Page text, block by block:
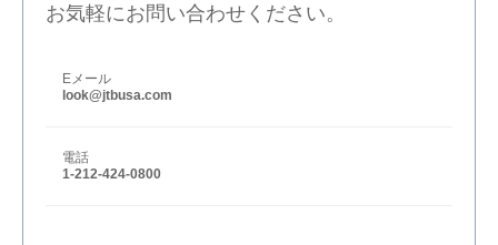
お気軽にお問い合わせください。
Eメール
look@jtbusa.com
電話
1-212-424-0800